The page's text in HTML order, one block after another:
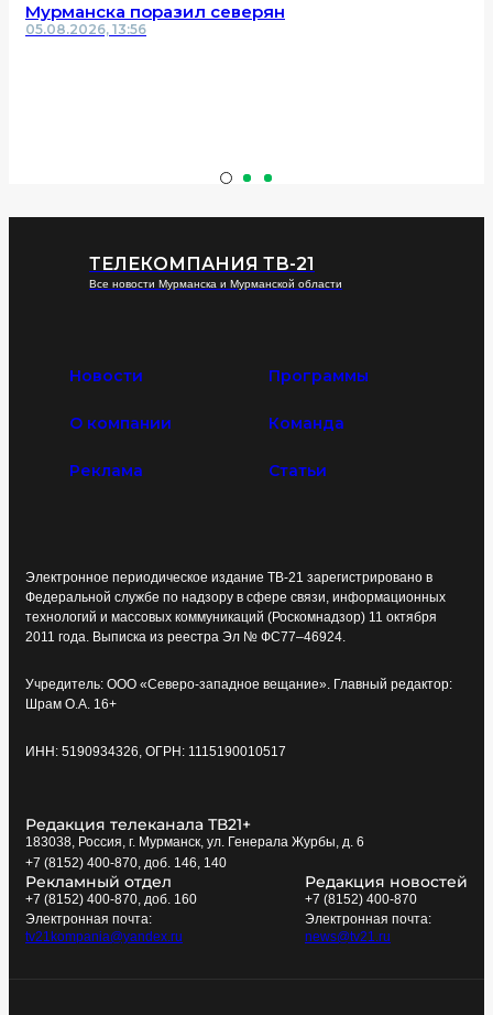
Мурманска поразил северян
05.08.2026, 13:56
ТЕЛЕКОМПАНИЯ ТВ-21
Все новости Мурманска и Мурманской области
Новости Программы
О компании Команда
Реклама Статьи
Электронное периодическое издание ТВ-21 зарегистрировано в
Федеральной службе по надзору в сфере связи, информационных
технологий и массовых коммуникаций (Роскомнадзор) 11 октября
2011 года. Выписка из реестра Эл № ФС77–46924.
Учредитель: ООО «Северо-западное вещание». Главный редактор:
Шрам О.А. 16+
ИНН: 5190934326, ОГРН: 1115190010517
Редакция телеканала ТВ21+
183038, Россия, г. Мурманск, ул. Генерала Журбы, д. 6
+7 (8152) 400-870, доб. 146, 140
Рекламный отдел
+7 (8152) 400-870, доб. 160
Электронная почта:
tv21kompania@yandex.ru
Редакция новостей
+7 (8152) 400-870
Электронная почта:
news@tv21.ru